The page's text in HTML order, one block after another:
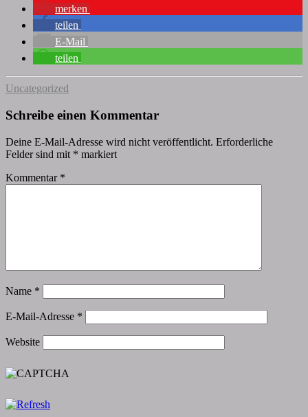
merken
teilen
E-Mail
teilen
Uncategorized
Schreibe einen Kommentar
Deine E-Mail-Adresse wird nicht veröffentlicht. Erforderliche
Felder sind mit * markiert
Kommentar *
Name *
E-Mail-Adresse *
Website